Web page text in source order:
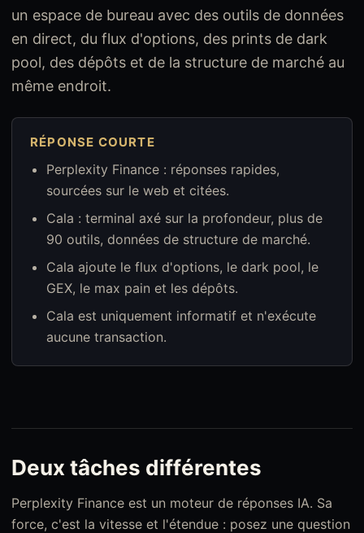
un espace de bureau avec des outils de données
en direct, du flux d'options, des prints de dark
pool, des dépôts et de la structure de marché au
même endroit.
RÉPONSE COURTE
Perplexity Finance : réponses rapides,
sourcées sur le web et citées.
Cala : terminal axé sur la profondeur, plus de
90 outils, données de structure de marché.
Cala ajoute le flux d'options, le dark pool, le
GEX, le max pain et les dépôts.
Cala est uniquement informatif et n'exécute
aucune transaction.
Deux tâches différentes
Perplexity Finance est un moteur de réponses IA. Sa
force, c'est la vitesse et l'étendue : posez une question